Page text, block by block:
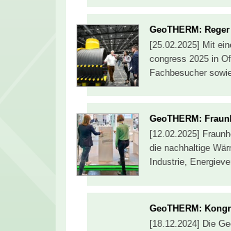
GeoTHERM:
[25.02.2025] Mit
congress 2025 in
Fachbesucher
GeoTHERM:
[12.02.2025]
die nachhaltige
Industrie,
GeoTHERM:
[18.12.2024] Die